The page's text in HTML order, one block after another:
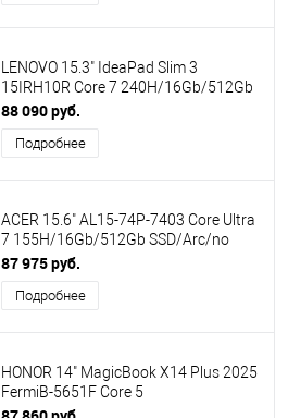
LENOVO 15.3" IdeaPad Slim 3
15IRH10R Core 7 240H/16Gb/512Gb
SSD/No OS/Luna Grey (83K4005VPS)
ПИ
88 090 руб.
Подробнее
ACER 15.6" AL15-74P-7403 Core Ultra
7 155H/16Gb/512Gb SSD/Arc/no
OS/Silver (NX.DQSCD.001) ПИ
87 975 руб.
Подробнее
HONOR 14" MagicBook X14 Plus 2025
FermiB-5651F Core 5
220H/16Gb/512Gb SSD/Iris Xe